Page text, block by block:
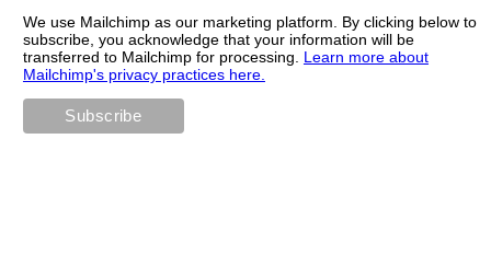
We use Mailchimp as our marketing platform. By clicking below to
subscribe, you acknowledge that your information will be
transferred to Mailchimp for processing. Learn more about
Mailchimp's privacy practices here.